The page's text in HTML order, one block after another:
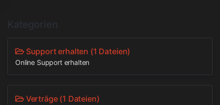
Kategorien
Support erhalten (1 Dateien)
Online Support erhalten
Verträge (1 Dateien)